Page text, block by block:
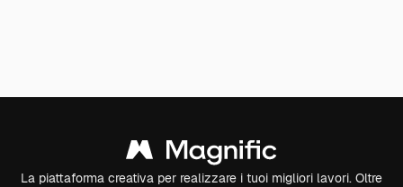
La piattaforma creativa per realizzare i tuoi migliori lavori. Oltre